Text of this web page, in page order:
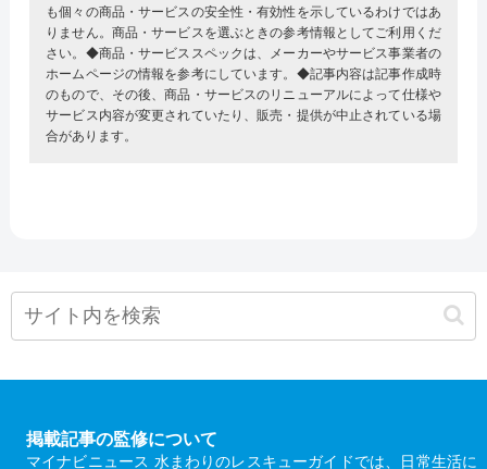
も個々の商品・サービスの安全性・有効性を示しているわけではあ
りません。商品・サービスを選ぶときの参考情報としてご利用くだ
さい。◆商品・サービススペックは、メーカーやサービス事業者の
ホームページの情報を参考にしています。◆記事内容は記事作成時
のもので、その後、商品・サービスのリニューアルによって仕様や
サービス内容が変更されていたり、販売・提供が中止されている場
合があります。
掲載記事の監修について
マイナビニュース 水まわりのレスキューガイドでは、日常生活に